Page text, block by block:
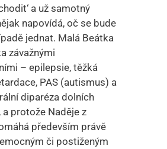
a už samotný
napovídá, oč se bude
jednat. Malá Beátka
závažnými
– epilepsie, těžká
PAS (autismus) a
diparéza dolních
protože Naděje z
především právě
či postiženým